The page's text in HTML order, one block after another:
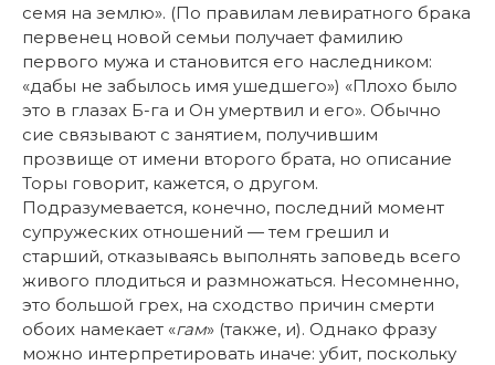
семя на землю». (По правилам левиратного брака
первенец новой семьи получает фамилию
первого мужа и становится его наследником:
«дабы не забылось имя ушедшего») «Плохо было
это в глазах Б-га и Он умертвил и его». Обычно
сие связывают с занятием, получившим
прозвище от имени второго брата, но описание
Торы говорит, кажется, о другом.
Подразумевается, конечно, последний момент
супружеских отношений — тем грешил и
старший, отказываясь выполнять заповедь всего
живого плодиться и размножаться. Несомненно,
это большой грех, на сходство причин смерти
обоих намекает «гам» (также, и). Однако фразу
можно интерпретировать иначе: убит, поскольку